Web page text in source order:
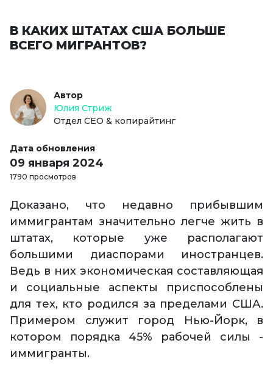
В КАКИХ ШТАТАХ США БОЛЬШЕ
ВСЕГО МИГРАНТОВ?
Автор
Юлия Стриж
Отдел СЕО & копирайтинг
Дата обновления
09 января 2024
1790 просмотров
Доказано, что недавно прибывшим
иммигрантам значительно легче жить в
штатах, которые уже располагают
большими диаспорами иностранцев.
Ведь в них экономическая составляющая
и социальные аспекты приспособлены
для тех, кто родился за пределами США.
Примером служит город Нью-Йорк, в
котором порядка 45% рабочей силы -
иммигранты.